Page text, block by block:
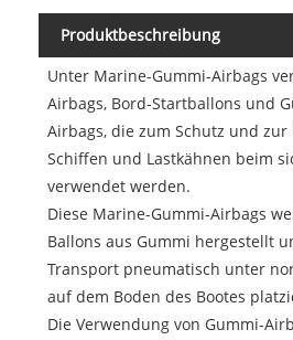
Produktbeschreibung
Unter Marine-Gummi-Airbags
Airbags, Bord-Startballons und
Airbags, die zum Schutz und
Schiffen und Lastkähnen beim
verwendet werden.
Diese Marine-Gummi-Airbags
Ballons aus Gummi hergestellt
Transport pneumatisch unter
auf dem Boden des Bootes
Die Verwendung von Gummi-